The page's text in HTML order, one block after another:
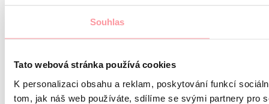
Souhlas
Tato webová stránka používá cookies
K personalizaci obsahu a reklam, poskytování funkcí
tom, jak náš web používáte, sdílíme se svými partnery pro